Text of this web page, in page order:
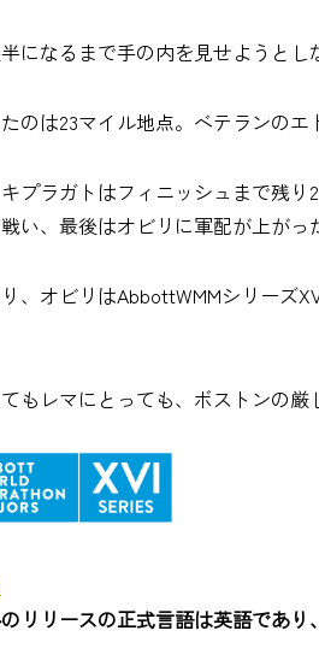
になるまで手の内を見せようとし
のは23マイル地点。ベテランの
プラガトはフィニッシュまで残
い、最後はオビリに軍配が上がっ
、オビリはAbbottWMMシリーズ
もレマにとっても、ボストンの
リリースの正式言語は英語であ